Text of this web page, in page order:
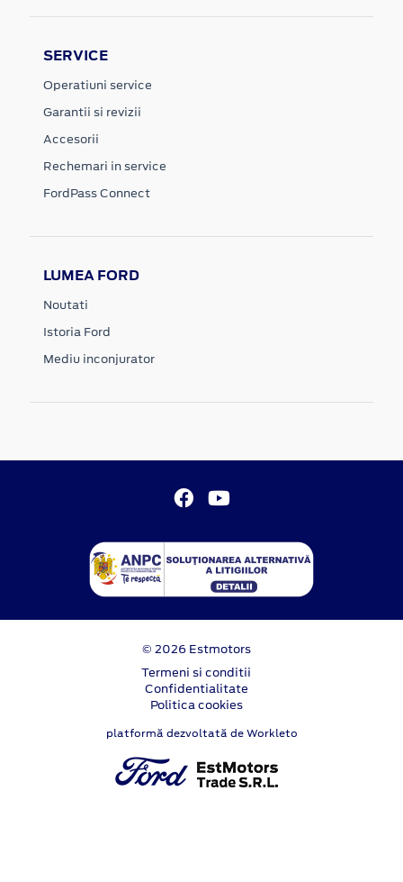
SERVICE
Operatiuni service
Garantii si revizii
Accesorii
Rechemari in service
FordPass Connect
LUMEA FORD
Noutati
Istoria Ford
Mediu inconjurator
© 2026 Estmotors
Termeni si conditii
Confidentialitate
Politica cookies
platformă dezvoltată de Workleto